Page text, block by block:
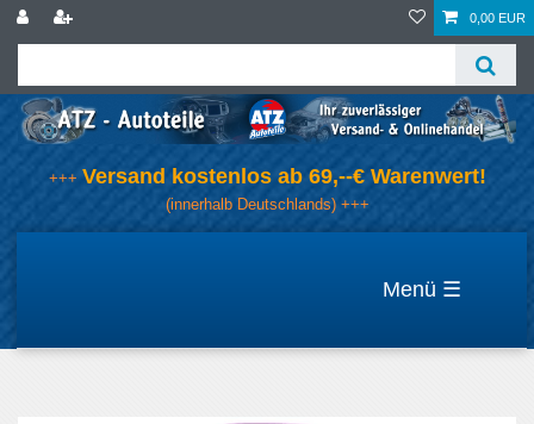
0,00 EUR
+++ Versand kostenlos ab 69,--€ Warenwert!
(innerhalb Deutschlands) +++
☰